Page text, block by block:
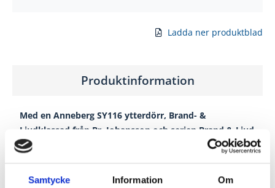
Samtycke Information Om
Ladda ner produktblad
Produktinformation
Med en Anneberg SY116 ytterdörr, Brand- &
Ljudklassad från Br. Johansson och serien Brand & Ljud
får du en tålig dörr
Klarglas